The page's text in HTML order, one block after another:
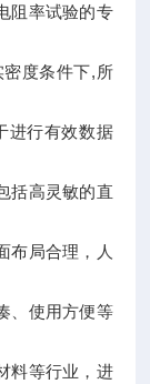
阻率试验的专
度条件下,所
进行有效数据
括高灵敏的直
布局合理，人
、使用方便等
料等行业，进